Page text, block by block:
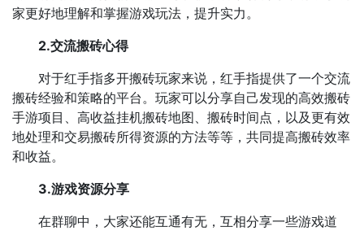
家更好地理解和掌握游戏玩法，提升实力。
2.交流搬砖心得
对于红手指多开搬砖玩家来说，红手指提供了一个交流
搬砖经验和策略的平台。玩家可以分享自己发现的高效搬砖
手游项目、高收益挂机搬砖地图、搬砖时间点，以及更有效
地处理和交易搬砖所得资源的方法等等，共同提高搬砖效率
和收益。
3.游戏资源分享
在群聊中，大家还能互通有无，互相分享一些游戏道